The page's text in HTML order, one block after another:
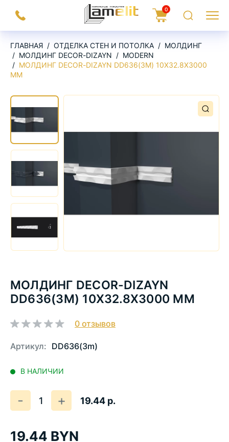
Заказать
звонок
На
Корзина
0
ПоискМеню
ГЛАВНАЯ ОТДЕЛКА СТЕН И ПОТОЛКА
МОЛДИНГ
МОЛДИНГ DECOR-DIZAYN
MODERN
МОЛДИНГ DECOR-DIZAYN DD636(3M) 10Х32.8Х3000
ММ
МОЛДИНГ DECOR-DIZAYN
DD636(3M) 10Х32.8Х3000 ММ
0 отзывов
Артикул: DD636(3m)
В НАЛИЧИИ
- Уменьшить
на
Количество
+ Увеличить
на
19.44 р.
19.44 BYN